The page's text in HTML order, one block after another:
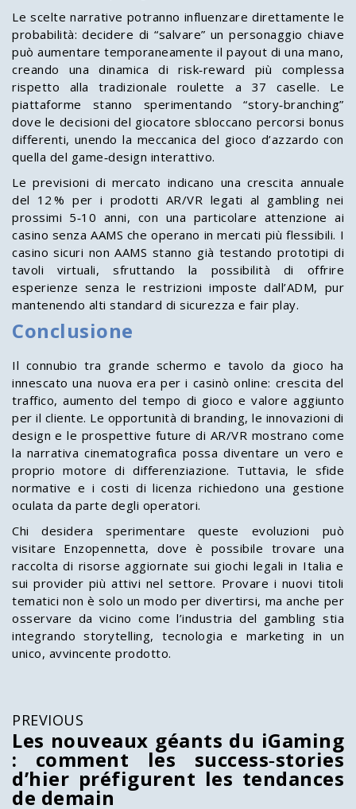
Le scelte narrative potranno influenzare direttamente le
probabilità: decidere di “salvare” un personaggio chiave
può aumentare temporaneamente il payout di una mano,
creando una dinamica di risk‑reward più complessa
rispetto alla tradizionale roulette a 37 caselle. Le
piattaforme stanno sperimentando “story‑branching”
dove le decisioni del giocatore sbloccano percorsi bonus
differenti, unendo la meccanica del gioco d’azzardo con
quella del game‑design interattivo.
Le previsioni di mercato indicano una crescita annuale
del 12 % per i prodotti AR/VR legati al gambling nei
prossimi 5‑10 anni, con una particolare attenzione ai
casino senza AAMS che operano in mercati più flessibili. I
casino sicuri non AAMS stanno già testando prototipi di
tavoli virtuali, sfruttando la possibilità di offrire
esperienze senza le restrizioni imposte dall’ADM, pur
mantenendo alti standard di sicurezza e fair play.
Conclusione
Il connubio tra grande schermo e tavolo da gioco ha
innescato una nuova era per i casinò online: crescita del
traffico, aumento del tempo di gioco e valore aggiunto
per il cliente. Le opportunità di branding, le innovazioni di
design e le prospettive future di AR/VR mostrano come
la narrativa cinematografica possa diventare un vero e
proprio motore di differenziazione. Tuttavia, le sfide
normative e i costi di licenza richiedono una gestione
oculata da parte degli operatori.
Chi desidera sperimentare queste evoluzioni può
visitare Enzopennetta, dove è possibile trovare una
raccolta di risorse aggiornate sui giochi legali in Italia e
sui provider più attivi nel settore. Provare i nuovi titoli
tematici non è solo un modo per divertirsi, ma anche per
osservare da vicino come l’industria del gambling stia
integrando storytelling, tecnologia e marketing in un
unico, avvincente prodotto.
PREVIOUS
Les nouveaux géants du iGaming
: comment les success‑stories
d’hier préfigurent les tendances
de demain